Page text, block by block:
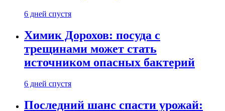
6 дней спустя
Химик Дорохов: посуда с
трещинами может стать
источником опасных бактерий
6 дней спустя
Последний шанс спасти урожай: